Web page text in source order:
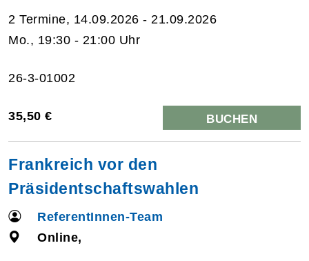
2 Termine, 14.09.2026 - 21.09.2026
Mo., 19:30 - 21:00 Uhr
26-3-01002
35,50 € BUCHEN
Frankreich vor den
Präsidentschaftswahlen
ReferentInnen-Team
Online,